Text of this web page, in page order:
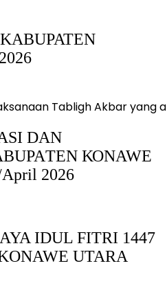
Tabligh Akbar yang
DAN
ΚΟNAWE
2026
IDUL FITRI 1447
UTARA